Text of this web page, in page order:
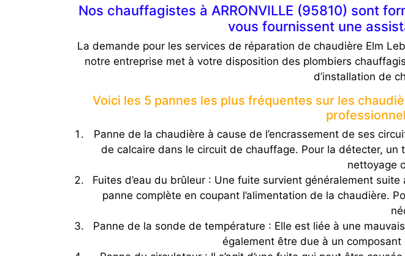
Nos chauffagistes à ARRONVILLE (95810) sont
vous fournissent une
La demande pour les services de réparation de chaudière Elm
notre entreprise met à votre disposition des plombiers
d’installation de
Voici les 5 pannes les plus fréquentes sur les
Panne de la chaudière à cause de l’encrassement de ses
de calcaire dans le circuit de chauffage. Pour la détecter,
nettoyage
Fuites d’eau du brûleur : Une fuite survient généralement
panne complète en coupant l’alimentation de la chaudière.
Panne de la sonde de température : Elle est liée à une
également être due à un